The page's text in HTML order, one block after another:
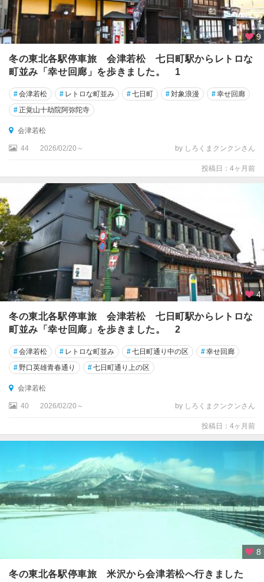
9
冬の東北各駅停車旅 会津若松 七日町駅からレトロな
町並み「幸せ回廊」を歩きました。 1
#会津若松 # レトロな町並み #七日町 #対象浪漫 #幸せ回廊
#正覚山十劫院阿弥陀寺
会津若松
44 2026/02/20～ by しろくまクンクンさん
投稿日：4ヶ月前
4
冬の東北各駅停車旅 会津若松 七日町駅からレトロな
町並み「幸せ回廊」を歩きました。 2
#会津若松 # レトロな町並み #七日町通り中の区 #幸せ回廊
#野口英雄青春通り #七日町通り上の区
会津若松
40 2026/02/20～ by しろくまクンクンさん
投稿日：4ヶ月前
8
冬の東北各駅停車旅 米沢から会津若松へ行きました